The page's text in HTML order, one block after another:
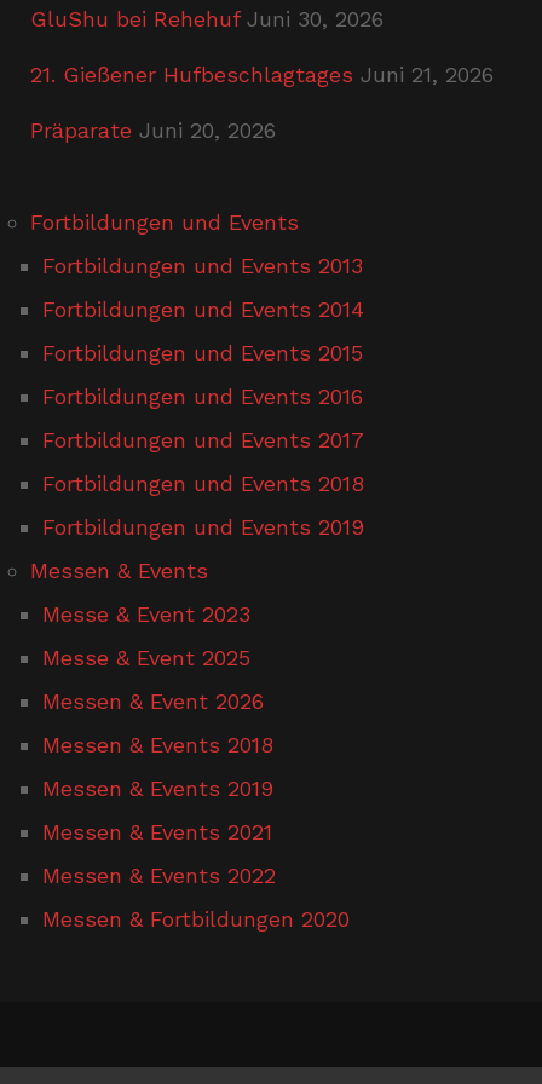
GluShu bei Rehehuf Juni 30, 2026
21. Gießener Hufbeschlagtages Juni 21, 2026
Präparate Juni 20, 2026
Fortbildungen und Events
Fortbildungen und Events 2013
Fortbildungen und Events 2014
Fortbildungen und Events 2015
Fortbildungen und Events 2016
Fortbildungen und Events 2017
Fortbildungen und Events 2018
Fortbildungen und Events 2019
Messen & Events
Messe & Event 2023
Messe & Event 2025
Messen & Event 2026
Messen & Events 2018
Messen & Events 2019
Messen & Events 2021
Messen & Events 2022
Messen & Fortbildungen 2020